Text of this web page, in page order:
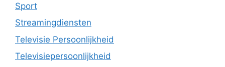
Sport
Streamingdiensten
Televisie Persoonlijkheid
Televisiepersoonlijkheid